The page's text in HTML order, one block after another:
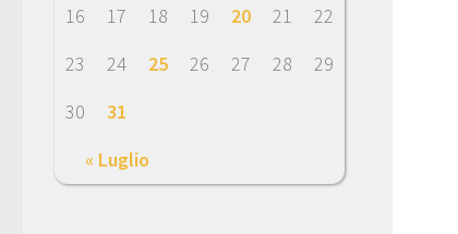
« Luglio
16
17 18 19 20 21
22
23
24 25 26 27 28
29
30
31